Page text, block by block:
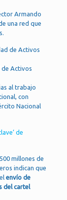
Armando
una red que
de Activos
al trabajo
con
Nacional
de
millones de
indican que
envío de
del cartel